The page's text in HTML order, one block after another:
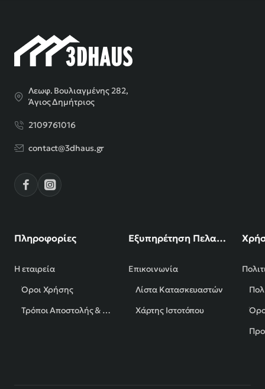
Λεωφ. Βουλιαγμένης 282,
Άγιος Δημήτριος
2109761016
contact@3dhaus.gr
Πληροφορίες
Η εταιρεία
Όροι Χρήσης
Τρόποι Αποστολής & Πληρωμής
Εξυπηρέτηση Πελατών
Επικοινωνία
Λίστα Κατασκευαστών
Χάρτης Ιστοτόπου